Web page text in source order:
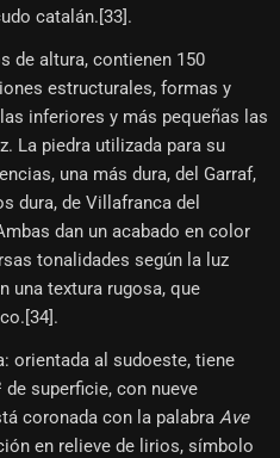
catalán.[33]​.
de altura, contienen 150
estructurales, formas y
inferiores y más pequeñas las
La piedra utilizada para su
una más dura, del Garraf,
dura, de Villafranca del
dan un acabado en color
tonalidades según la luz
una textura rugosa, que
orientada al sudoeste, tiene
de superficie, con nueve
coronada con la palabra Ave
en relieve de lirios, símbolo